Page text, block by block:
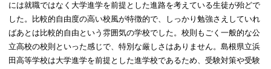
には就職ではなく大学進学を前提とした進路を考えている生徒が殆どで
した。比較的自由度の高い校風が特徴的で、しっかり勉強さえしていれ
ばあとは比較的自由という雰囲気の学校でした。校則もごく一般的な公
立高校の校則といった感じで、特別な厳しさはありません。島根県立浜
田高等学校は大学進学を前提とした進学校であるため、受験対策や受験